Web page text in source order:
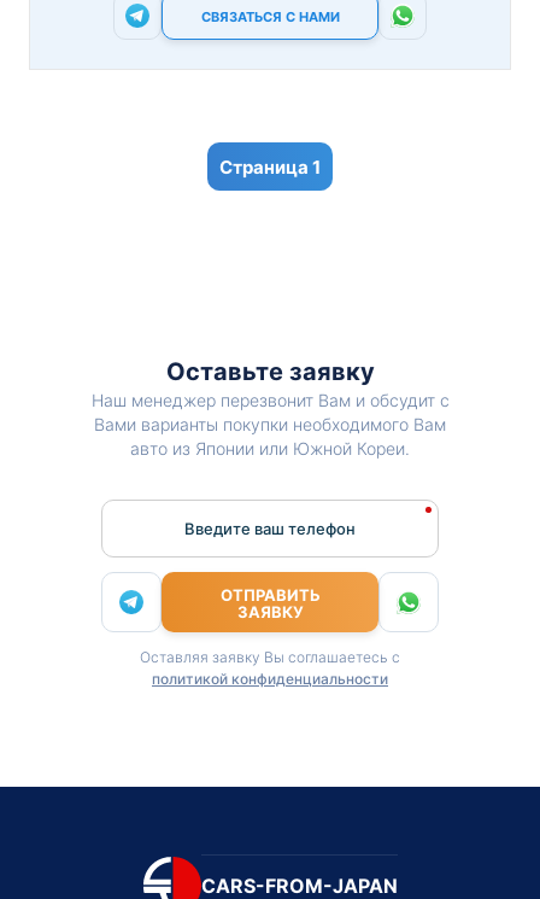
СВЯЗАТЬСЯ С НАМИ
1
Оставьте заявку
Наш менеджер перезвонит Вам и обсудит с
Вами варианты покупки необходимого Вам
авто из Японии или Южной Кореи.
Введите ваш телефон
ОТПРАВИТЬ
ЗАЯВКУ
Оставляя заявку Вы соглашаетесь с
политикой конфиденциальности
CARS-FROM-JAPAN